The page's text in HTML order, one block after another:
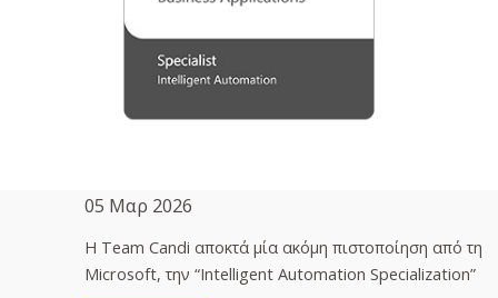
05 Μαρ 2026
H Team Candi αποκτά μία ακόμη πιστοποίηση από τη
Microsoft, την “Intelligent Automation Specialization”